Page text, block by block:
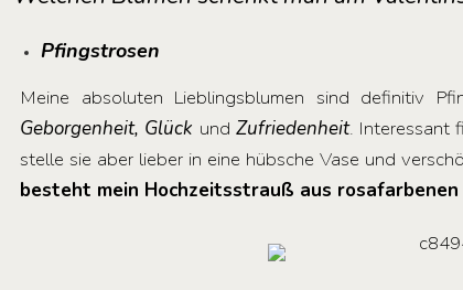
Pfingstrosen
Meine absoluten Lieblingsblumen sind definitiv
Geborgenheit, Glück und Zufriedenheit. Interessant
stelle sie aber lieber in eine hübsche Vase und
besteht mein Hochzeitsstrauß aus rosafarbenen